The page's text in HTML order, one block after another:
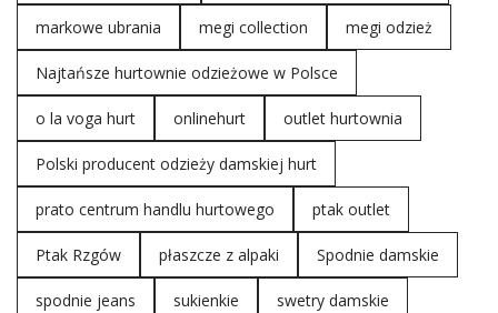
markowe ubrania megi collection megi odzież
Najtańsze hurtownie odzieżowe w Polsce
o la voga hurt onlinehurt outlet hurtownia
Polski producent odzieży damskiej hurt
prato centrum handlu hurtowego ptak outlet
Ptak Rzgów płaszcze z alpaki Spodnie damskie
spodnie jeans sukienkie swetry damskie